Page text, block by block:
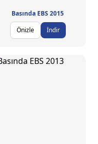
Basında EBS 2015
Önizle
İndir